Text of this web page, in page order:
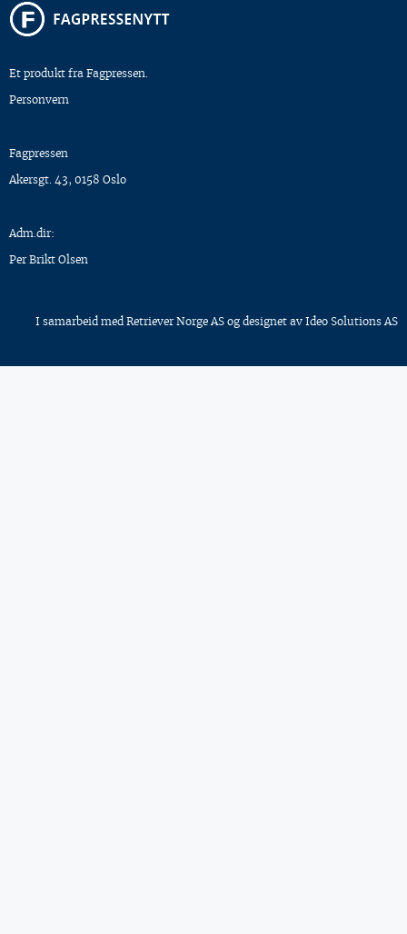
Et produkt fra Fagpressen.
Personvern
Fagpressen
Akersgt. 43, 0158 Oslo
Adm.dir:
Per Brikt Olsen
I samarbeid med Retriever Norge AS og designet av Ideo Solutions AS